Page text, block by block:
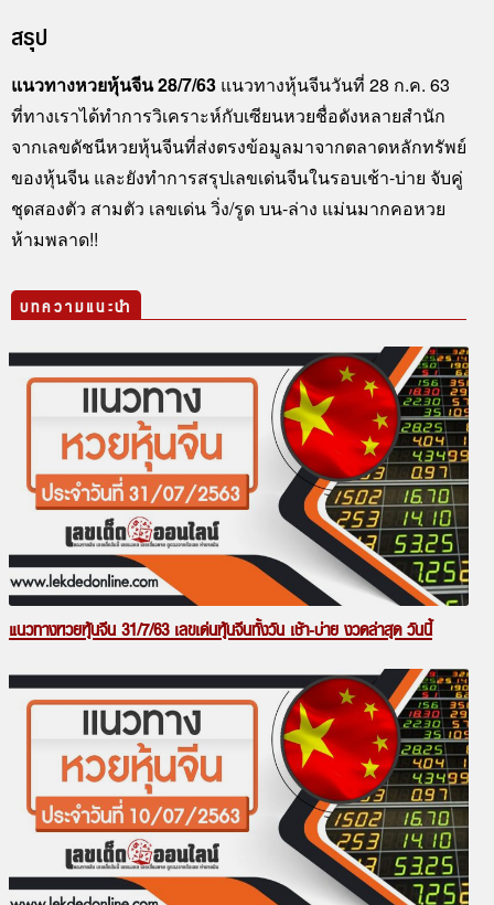
สรุป
แนวทางหวยหุ้นจีน 28/7/63 แนวทางหุ้นจีนวันที่ 28 ก.ค. 63
ที่ทางเราได้ทำการวิเคราะห์กับเซียนหวยชื่อดังหลายสำนัก
จากเลขดัชนีหวยหุ้นจีนที่ส่งตรงข้อมูลมาจากตลาดหลักทรัพย์
ของหุ้นจีน และยังทำการสรุปเลขเด่นจีนในรอบเช้า-บ่าย จับคู่
ชุดสองตัว สามตัว เลขเด่น วิ่ง/รูด บน-ล่าง แม่นมากคอหวย
ห้ามพลาด!!
บทความแนะนำ
แนวทางหวยหุ้นจีน 31/7/63 เลขเด่นหุ้นจีนทั้งวัน เช้า-บ่าย งวดล่าสุด วันนี้